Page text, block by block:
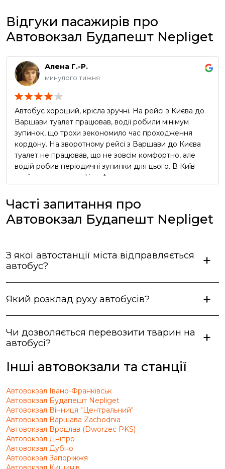
Відгуки пасажирів про
Автовокзал Будапешт Nepliget
Алена Г.-Р.
минулого тижня
Автобус хороший, крісла зручні. На рейсі з Києва до
Варшави туалет працював, водії робили мінімум
зупинок, що трохи зекономило час проходження
кордону. На зворотному рейсі з Варшави до Києва
туалет не працював, що не зовсім комфортно, але
водій робив періодичні зупинки для цього. В Київ
приїхали згідно графіку. Але реклама про
неправдивою, водії про таке навіть не чули))) Вцілому
сервіс оцінюю як добрий, але не відмінний.
Часті запитання про
Автовокзал Будапешт Nepliget
З якої автостанції міста відправляється
автобус?
Який розклад руху автобусів?
Чи дозволяється перевозити тварин на
автобусі?
Інші автовокзали та станції
Автовокзал Івано-Франківськ
Автовокзал Будапешт Nepliget
Автовокзал Вінниця "Центральний"
Автовокзал Варшава Zachodnia
Автовокзал Вроцлав (Dworzec PKS)
Автовокзал Дніпро
Автовокзал Дубно
Автовокзал Запоріжжя